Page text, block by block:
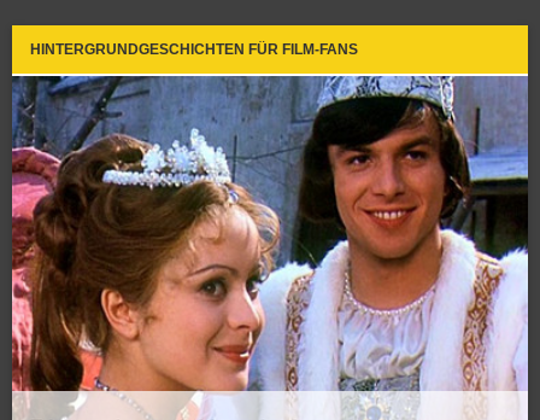
HINTERGRUNDGESCHICHTEN FÜR FILM-FANS